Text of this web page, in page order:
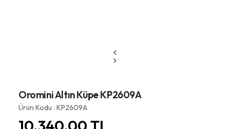
Oromini Altın Küpe KP2609A
Ürün Kodu : KP2609A